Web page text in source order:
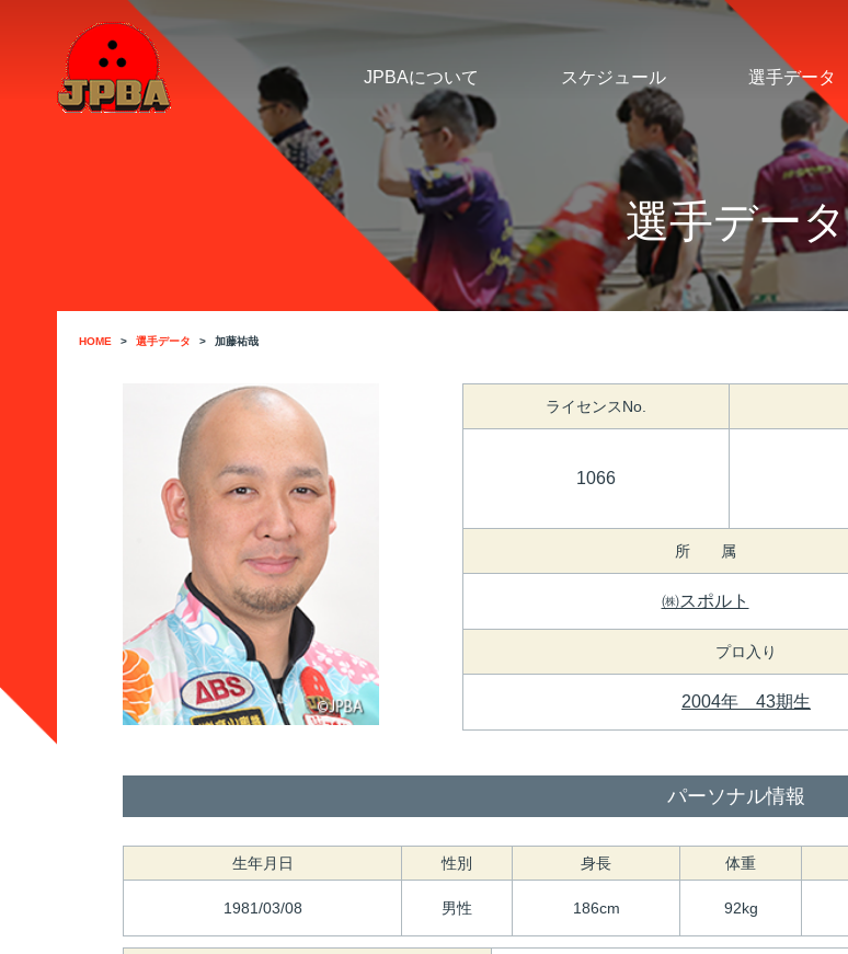
JPBAについて スケジュール 選手データ
選手データ
HOME 選手データ 加藤祐哉
ライセンスNo.
1066
所 属
㈱スポルト
プロ入り
2004年 43期生
パーソナル情報
生年月日 性別 身長 体重
1981/03/08 男性 186cm 92kg